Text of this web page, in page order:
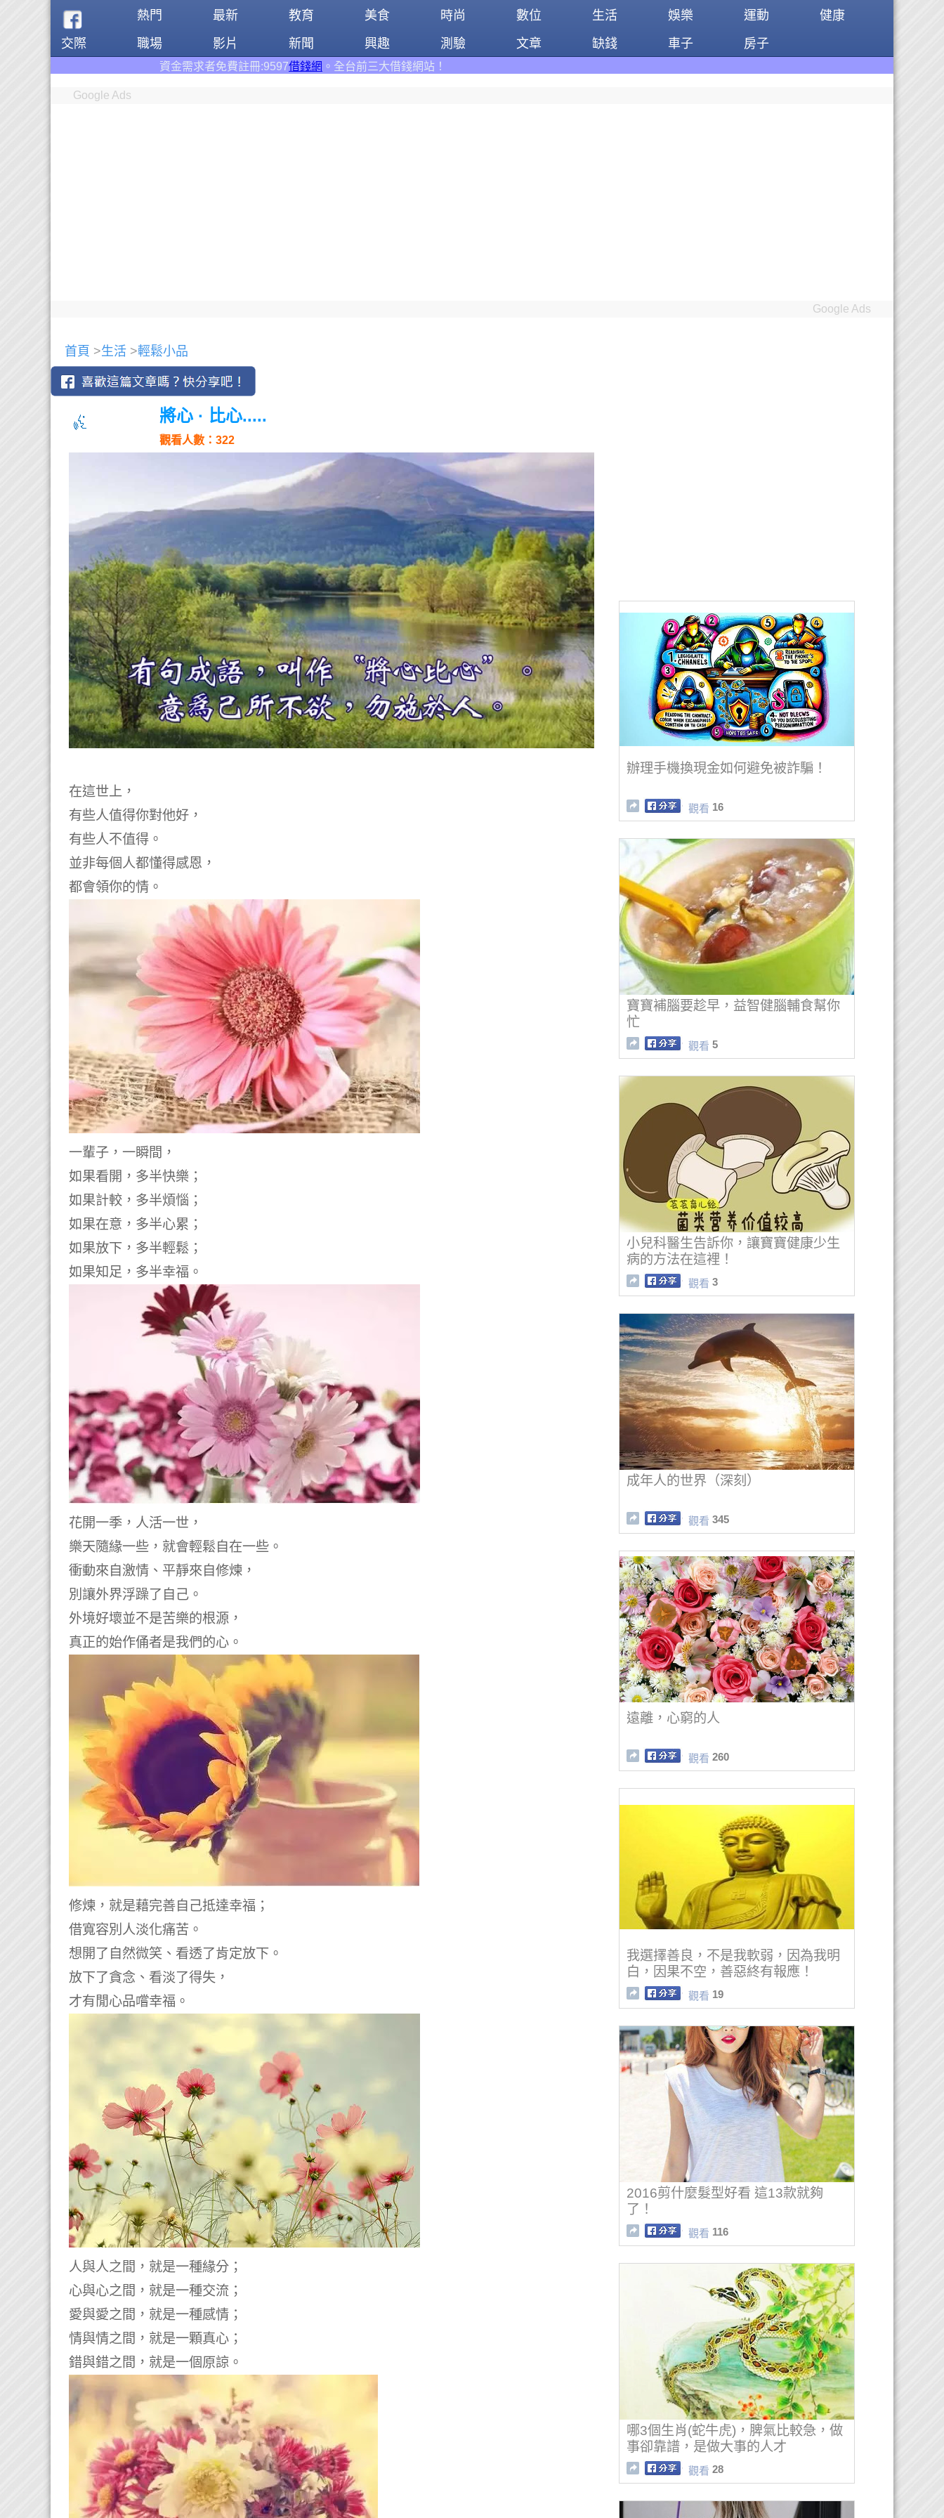
熱門 最新 教育 美食 時尚 數位 生活 娛樂 運動
健康
交際
職場 影片 新聞 興趣 測驗 文章 缺錢 車子 房子
資金需求者免費註冊:9597借錢網。全台前三大借錢網站！
Google Ads
Google Ads
首頁 >生活 >輕鬆小品
將心 · 比心.....
觀看人數：322
在這世上，
有些人值得你對他好，
有些人不值得。
並非每個人都懂得感恩，
都會領你的情。
一輩子，一瞬間，
如果看開，多半快樂；
如果計較，多半煩惱；
如果在意，多半心累；
如果放下，多半輕鬆；
如果知足，多半幸福。
花開一季，人活一世，
樂天隨緣一些，就會輕鬆自在一些。
衝動來自激情、平靜來自修煉，
別讓外界浮躁了自己。
外境好壞並不是苦樂的根源，
真正的始作俑者是我們的心。
修煉，就是藉完善自己抵達幸福；
借寬容別人淡化痛苦。
想開了自然微笑、看透了肯定放下。
放下了貪念、看淡了得失，
才有閒心品嚐幸福。
人與人之間，就是一種緣分；
心與心之間，就是一種交流；
愛與愛之間，就是一種感情；
情與情之間，就是一顆真心；
錯與錯之間，就是一個原諒。
辦理手機換現金如何避免被詐騙！
觀看 16
寶寶補腦要趁早，益智健腦輔食幫你
忙
觀看 5
小兒科醫生告訴你，讓寶寶健康少生
病的方法在這裡！
觀看 3
成年人的世界（深刻）
觀看 345
遠離，心窮的人
觀看 260
我選擇善良，不是我軟弱，因為我明
白，因果不空，善惡終有報應！
觀看 19
2016剪什麼髮型好看 這13款就夠
了！
觀看 116
哪3個生肖(蛇牛虎)，脾氣比較急，做
事卻靠譜，是做大事的人才
觀看 28